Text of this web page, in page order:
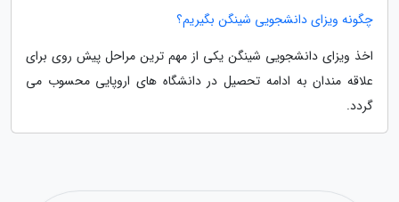
چگونه ویزای دانشجویی شینگن بگیریم؟
اخذ ویزای دانشجویی شینگن یکی از مهم ترین مراحل پیش روی برای
علاقه مندان به ادامه تحصیل در دانشگاه های اروپایی محسوب می
گردد.